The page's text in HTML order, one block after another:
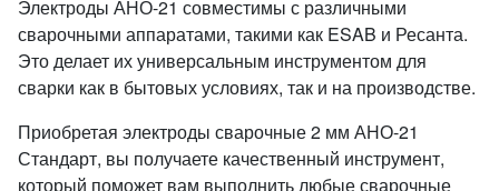
Электроды АНО-21 совместимы с различными
сварочными аппаратами, такими как ESAB и Ресанта.
Это делает их универсальным инструментом для
сварки как в бытовых условиях, так и на производстве.
Приобретая электроды сварочные 2 мм АНО-21
Стандарт, вы получаете качественный инструмент,
который поможет вам выполнить любые сварочные